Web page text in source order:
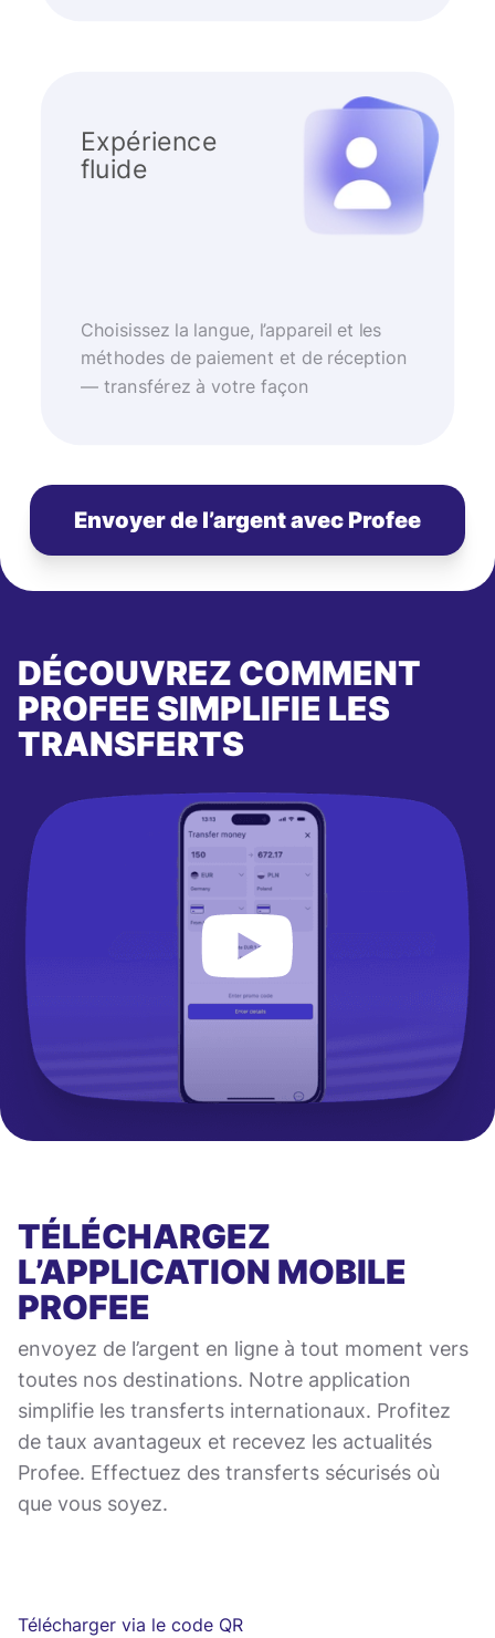
Expérience
fluide
Choisissez la langue, l’appareil et les
méthodes de paiement et de réception
— transférez à votre façon
Envoyer de l’argent avec Profee
DÉCOUVREZ COMMENT
PROFEE SIMPLIFIE LES
TRANSFERTS
TÉLÉCHARGEZ
L’APPLICATION MOBILE
PROFEE
envoyez de l’argent en ligne à tout moment vers
toutes nos destinations. Notre application
simplifie les transferts internationaux. Profitez
de taux avantageux et recevez les actualités
Profee. Effectuez des transferts sécurisés où
que vous soyez.
Télécharger via le code QR